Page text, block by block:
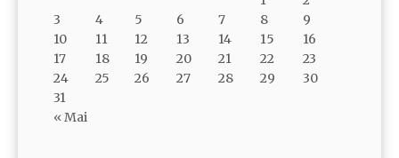
« Mai
3
4 5 6 7 8
9
10
11 12 13 14 15
16
17
18 19 20 21 22
23
24
25 26 27 28 29
30
31